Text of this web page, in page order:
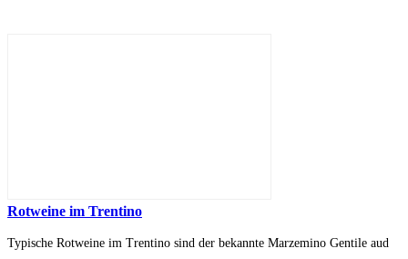
Rotweine im Trentino
Typische Rotweine im Trentino sind der bekannte Marzemino Gentile aud